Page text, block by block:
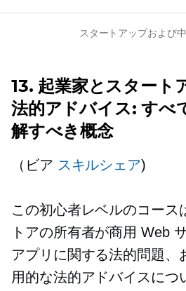
スタートアップおよび
13. 起業家とスタート
法的アドバイス: すべ
解すべき概念
（ビア スキルシェア)
この初心者レベルのコース
トアの所有者が商用 Web
アプリに関する法的問題、
用的な法的アドバイスにつ